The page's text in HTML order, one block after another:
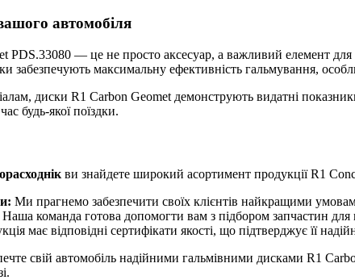
автомобіля
PDS.33080 — це не просто аксесуар, а важливий елемент
забезпечують максимальну ефективність гальмування,
диски R1 Carbon Geomet демонструють видатні
будь-якої поїздки.
ви знайдете широкий асортимент продукції R1
Ми прагнемо забезпечити своїх клієнтів найкращими
Наша команда готова допомогти вам з підбором запчастин для
має відповідні сертифікати якості, що підтверджує її
свій автомобіль надійними гальмівними дисками R1